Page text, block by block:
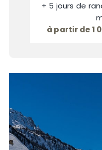
+ 5 jours de
à partir de 1